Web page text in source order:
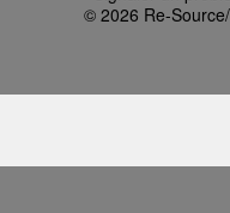
© 2026 Re-